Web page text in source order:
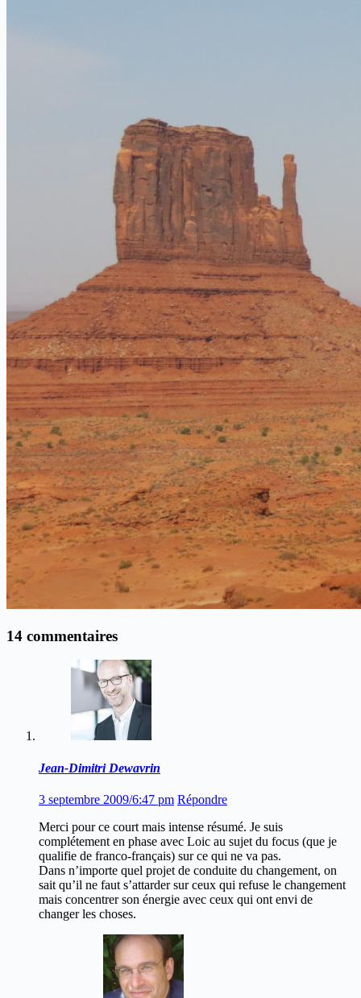
14 commentaires
Jean-Dimitri Dewavrin
3 septembre 2009/6:47 pm Répondre
Merci pour ce court mais intense résumé. Je suis
complétement en phase avec Loic au sujet du focus (que je
qualifie de franco-français) sur ce qui ne va pas.
Dans n’importe quel projet de conduite du changement, on
sait qu’il ne faut s’attarder sur ceux qui refuse le changement
mais concentrer son énergie avec ceux qui ont envi de
changer les choses.